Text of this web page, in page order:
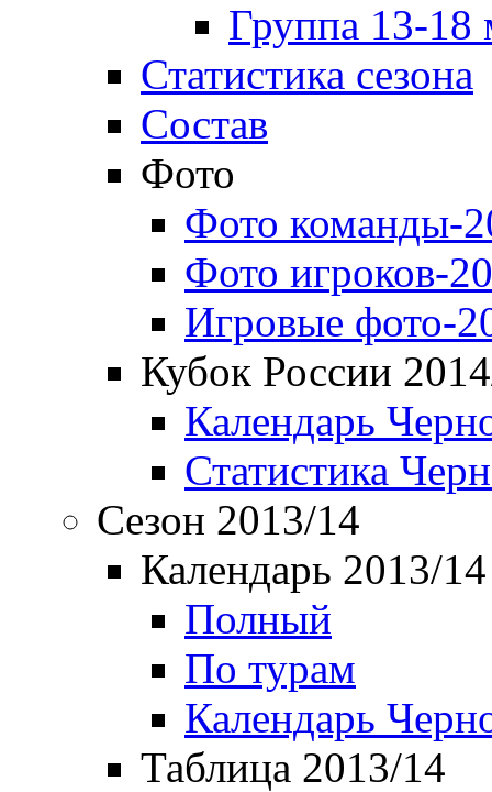
Группа 13-18
Статистика сезона
Состав
Фото
Фото команды-
Фото игроков-
Игровые фото-
Кубок России
Календарь
Статистика
Сезон 2013/14
Календарь 2013/14
Полный
По турам
Календарь
Таблица 2013/14